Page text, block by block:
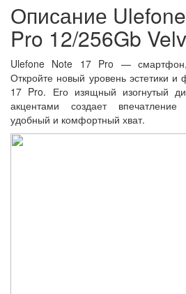
Описание
Pro 12/256Gb
Ulefone Note 17 Pro —
Откройте новый уровень эстетики и
17 Pro. Его изящный изогнутый
акцентами создает
удобный и комфортный хват.